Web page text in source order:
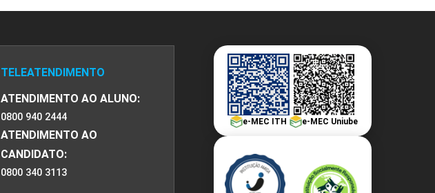
TELEATENDIMENTO
ATENDIMENTO AO ALUNO:
0800 940 2444
ATENDIMENTO AO
CANDIDATO:
0800 340 3113
e-MEC ITH e-MEC Uniube